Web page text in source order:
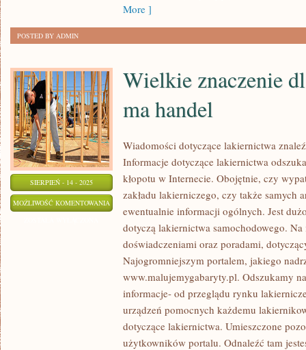
TYLKO
More ]
POSTED BY ADMIN
SIERPIEŃ - 14 - 2025
MOŻLIWOŚĆ KOMENTOWANIA
HANDEL
Wielkie znaczenie
ma handel
Wiadomości dotyczące lakiernictwa
Informacje dotyczące lakiernictwa
kłopotu w Internecie. Obojętnie, czy
zakładu lakierniczego, czy także samych
ewentualnie informacji ogólnych. Jest
dotyczą lakiernictwa samochodowego.
doświadczeniami oraz poradami,
Najogromniejszym portalem, jakiego
www.malujemygabaryty.pl. Odszukamy
informacje- od przeglądu rynku
urządzeń pomocnych każdemu
dotyczące lakiernictwa. Umieszczone
użytkowników portalu. Odnaleźć tam